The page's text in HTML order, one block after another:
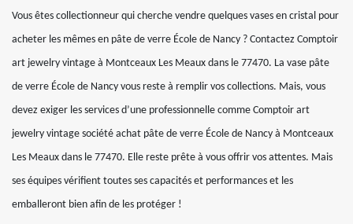
Vous êtes collectionneur qui cherche vendre quelques vases en cristal pour
acheter les mêmes en pâte de verre École de Nancy ? Contactez Comptoir
art jewelry vintage à Montceaux Les Meaux dans le 77470. La vase pâte
de verre École de Nancy vous reste à remplir vos collections. Mais, vous
devez exiger les services d’une professionnelle comme Comptoir art
jewelry vintage société achat pâte de verre École de Nancy à Montceaux
Les Meaux dans le 77470. Elle reste prête à vous offrir vos attentes. Mais
ses équipes vérifient toutes ses capacités et performances et les
emballeront bien afin de les protéger !